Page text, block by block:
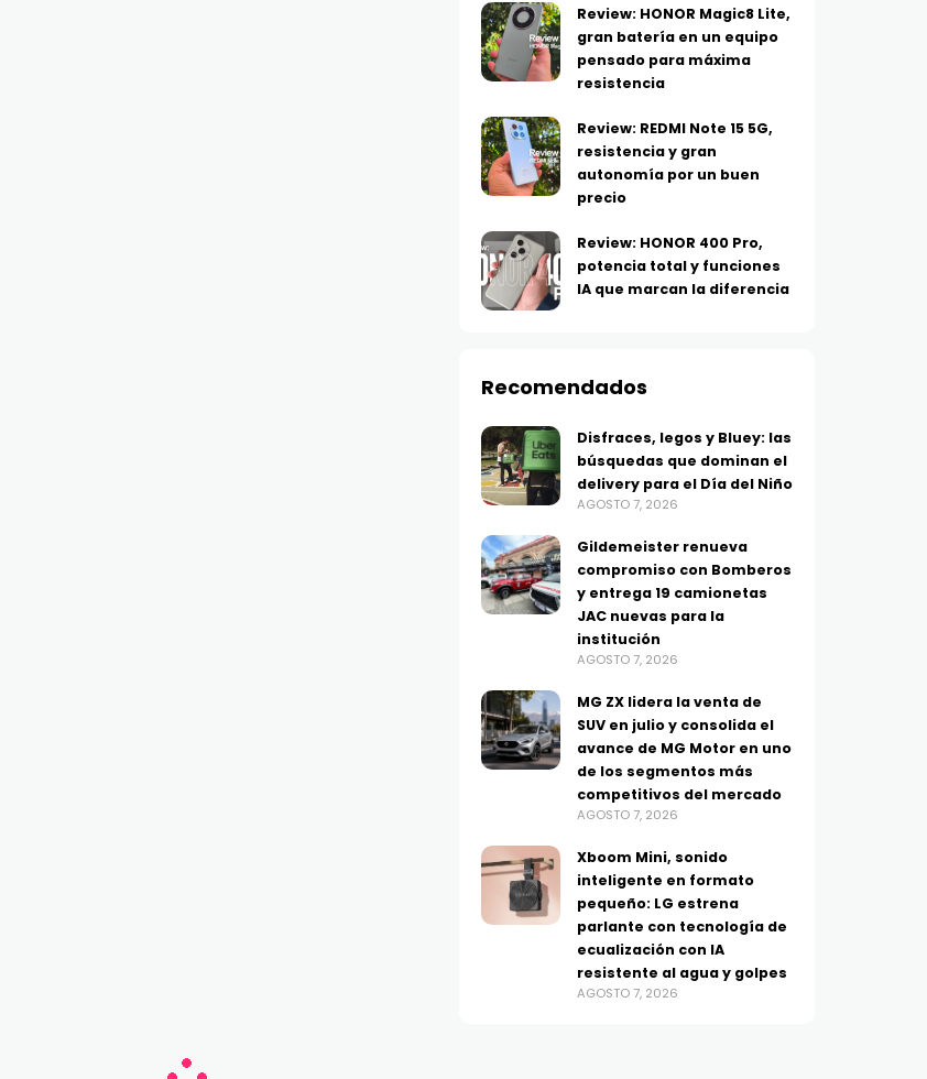
Review: HONOR Magic8 Lite,
gran batería en un equipo
pensado para máxima
resistencia
Review: REDMI Note 15 5G,
resistencia y gran
autonomía por un buen
precio
Review: HONOR 400 Pro,
potencia total y funciones
IA que marcan la diferencia
Recomendados
Disfraces, legos y Bluey: las
búsquedas que dominan el
delivery para el Día del Niño
AGOSTO 7, 2026
Gildemeister renueva
compromiso con Bomberos
y entrega 19 camionetas
JAC nuevas para la
institución
AGOSTO 7, 2026
MG ZX lidera la venta de
SUV en julio y consolida el
avance de MG Motor en uno
de los segmentos más
competitivos del mercado
AGOSTO 7, 2026
Xboom Mini, sonido
inteligente en formato
pequeño: LG estrena
parlante con tecnología de
ecualización con IA
resistente al agua y golpes
AGOSTO 7, 2026